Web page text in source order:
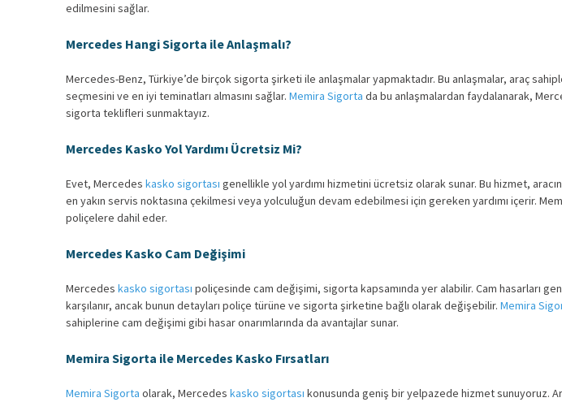
edilmesini sağlar.
Mercedes Hangi Sigorta ile Anlaşmalı?
Mercedes-Benz, Türkiye’de birçok sigorta şirketi ile anlaşmalar yapmaktadır. Bu anlaşmalar, araç
seçmesini ve en iyi teminatları almasını sağlar. Memira Sigorta da bu anlaşmalardan faydalanarak,
sigorta teklifleri sunmaktayız.
Mercedes Kasko Yol Yardımı Ücretsiz Mi?
Evet, Mercedes kasko sigortası genellikle yol yardımı hizmetini ücretsiz olarak sunar. Bu hizmet,
en yakın servis noktasına çekilmesi veya yolculuğun devam edebilmesi için gereken yardımı içerir.
poliçelere dahil eder.
Mercedes Kasko Cam Değişimi
Mercedes kasko sigortası poliçesinde cam değişimi, sigorta kapsamında yer alabilir. Cam hasarları
karşılanır, ancak bunun detayları poliçe türüne ve sigorta şirketine bağlı olarak değişebilir. Memira
sahiplerine cam değişimi gibi hasar onarımlarında da avantajlar sunar.
Memira Sigorta ile Mercedes Kasko Fırsatları
Memira Sigorta olarak, Mercedes kasko sigortası konusunda geniş bir yelpazede hizmet sunuyoruz.